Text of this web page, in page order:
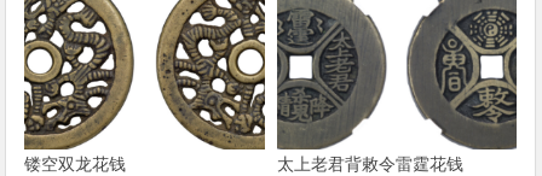
镂空双龙花钱 太上老君背敕令雷霆花钱